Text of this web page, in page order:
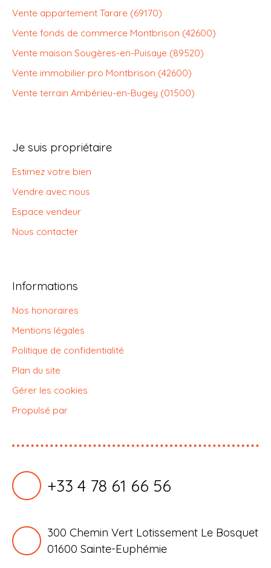
Vente appartement Tarare (69170)
Vente fonds de commerce Montbrison (42600)
Vente maison Sougères-en-Puisaye (89520)
Vente immobilier pro Montbrison (42600)
Vente terrain Ambérieu-en-Bugey (01500)
Je suis propriétaire
Estimez votre bien
Vendre avec nous
Espace vendeur
Nous contacter
Informations
Nos honoraires
Mentions légales
Politique de confidentialité
Plan du site
Gérer les cookies
Propulsé par
+33 4 78 61 66 56
300 Chemin Vert Lotissement Le Bosquet
01600 Sainte-Euphémie